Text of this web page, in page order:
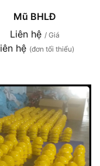
Mũ BHLĐ
Liên hệ / Giá
hệ (đơn tối thiểu)